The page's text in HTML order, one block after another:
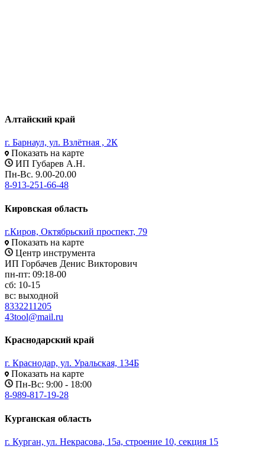
Алтайский край
г. Барнаул, ул. Взлётная , 2К
Показать на карте
ИП Губарев А.Н.
Пн-Вс. 9.00-20.00
8-913-251-66-48
Кировская область
г.Киров, Октябрьский проспект, 79
Показать на карте
Центр инструмента
ИП Горбачев Денис Викторович
пн-пт: 09:18-00
сб: 10-15
вс: выходной
8332211205
43tool@mail.ru
Краснодарский край
г. Краснодар, ул. Уральская, 134Б
Показать на карте
Пн-Вс: 9:00 - 18:00
8-989-817-19-28
Курганская область
г. Курган, ул. Некрасова, 15а, строение 10, секция 15